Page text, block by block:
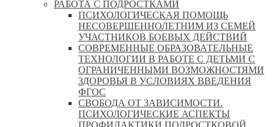
РАБОТА С ПОДРОСТКАМИ
ПСИХОЛОГИЧЕСКАЯ ПОМОЩЬ
НЕСОВЕРШЕННОЛЕТНИМ ИЗ СЕМЕЙ
УЧАСТНИКОВ БОЕВЫХ ДЕЙСТВИЙ
СОВРЕМЕННЫЕ ОБРАЗОВАТЕЛЬНЫЕ
ТЕХНОЛОГИИ В РАБОТЕ С ДЕТЬМИ С
ОГРАНИЧЕННЫМИ ВОЗМОЖНОСТЯМИ
ЗДОРОВЬЯ В УСЛОВИЯХ ВВЕДЕНИЯ
ФГОС
СВОБОДА ОТ ЗАВИСИМОСТИ.
ПСИХОЛОГИЧЕСКИЕ АСПЕКТЫ
ПРОФИЛАКТИКИ ПОДРОСТКОВОЙ